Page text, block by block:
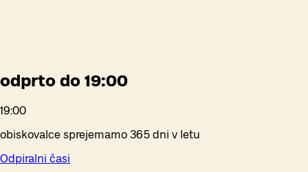
odprto do 19:00
19:00
obiskovalce sprejemamo 365 dni v letu
Odpiralni časi